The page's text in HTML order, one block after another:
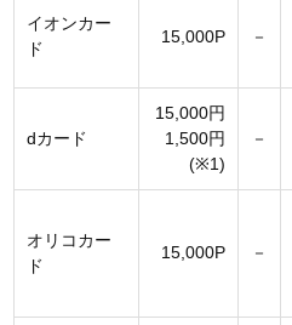
イオンカー
ド
15,000P －
dカード
15,000円
1,500円
(※1)
－
オリコカー
ド
15,000P －